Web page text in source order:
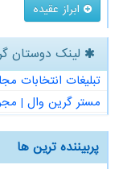
ابراز عقیده
لینک دوستان
تبلیغات انتخابات
مستر گرین وال |
پربیننده ترین ها